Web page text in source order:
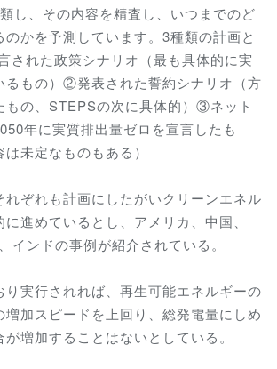
し、その内容を精査し、いつまでのど
かを予測しています。3種類の計画と
された政策シナリオ（最も具体的に実
るもの）②発表された誓約シナリオ（方
もの、STEPSの次に具体的）③ネット
年に実質排出量ゼロを宣言したも
未定なものもある）
ぞれも計画にしたがいクリーンエネル
進めているとし、アメリカ、中国、
インドの事例が紹介されている。
実行されれば、再生可能エネルギーの
加スピードを上回り、総発電量にしめ
増加することはないとしている。